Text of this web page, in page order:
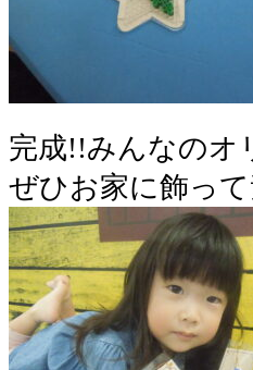
完成!!みんなのオ
ぜひお家に飾っ